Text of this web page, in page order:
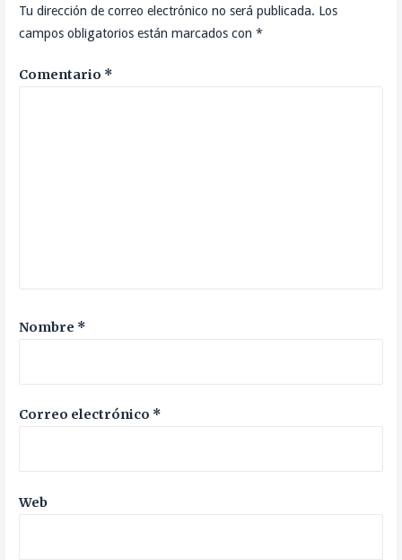
Tu dirección de correo electrónico no será publicada. Los
campos obligatorios están marcados con *
Comentario *
Nombre *
Correo electrónico *
Web